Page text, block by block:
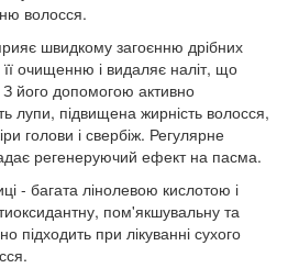
волосся.
швидкому загоєнню дрібних
її очищенню і видаляє наліт, що
З його допомогою активно
лупи, підвищена жирність волосся,
голови і свербіж. Регулярне
регенеруючий ефект на пасма.
- багата лінолевою кислотою і
пом'якшувальну та
підходить при лікуванні сухого